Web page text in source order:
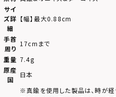
サイ
ズ詳
細
【幅】最大0.88cm
手首
周り
17cmまで
重量 7.4g
原産
国
日本
※真鍮を使用した製品は、時が